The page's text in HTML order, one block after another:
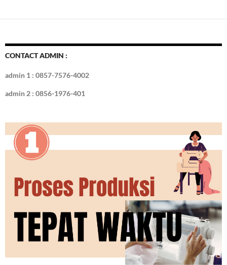
CONTACT ADMIN :
admin 1 : 0857-7576-4002
admin 2 : 0856-1976-401